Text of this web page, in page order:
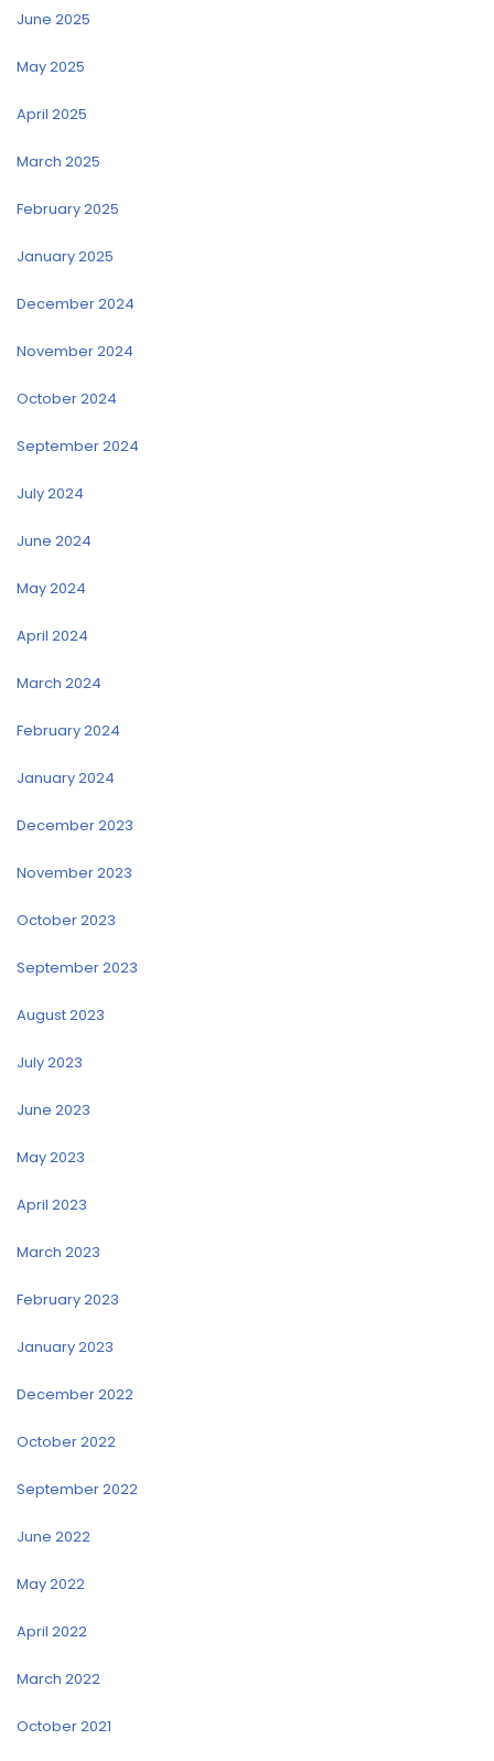
June 2025
May 2025
April 2025
March 2025
February 2025
January 2025
December 2024
November 2024
October 2024
September 2024
July 2024
June 2024
May 2024
April 2024
March 2024
February 2024
January 2024
December 2023
November 2023
October 2023
September 2023
August 2023
July 2023
June 2023
May 2023
April 2023
March 2023
February 2023
January 2023
December 2022
October 2022
September 2022
June 2022
May 2022
April 2022
March 2022
October 2021